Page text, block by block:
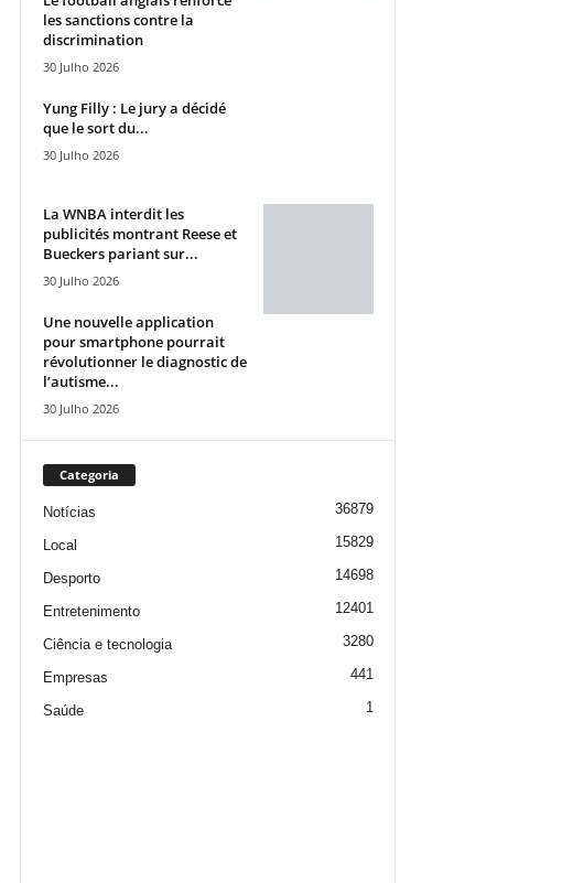
les sanctions contre la
discrimination
30 Julho 2026
Yung Filly : Le jury a décidé
que le sort du...
30 Julho 2026
La WNBA interdit les
publicités montrant Reese et
Bueckers pariant sur...
30 Julho 2026
Une nouvelle application
pour smartphone pourrait
révolutionner le diagnostic de
l’autisme...
30 Julho 2026
Categoria
Notícias 36879
Local 15829
Desporto 14698
Entretenimento 12401
Ciência e tecnologia 3280
Empresas 441
Saúde 1